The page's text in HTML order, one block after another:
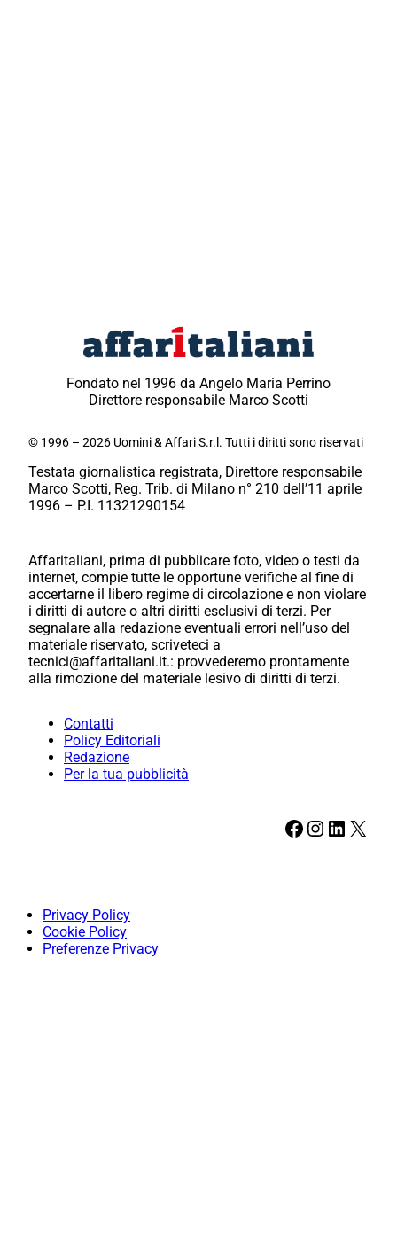
Fondato nel 1996 da Angelo Maria Perrino
Direttore responsabile Marco Scotti
© 1996 – 2026 Uomini & Affari S.r.l. Tutti i diritti sono riservati
Testata giornalistica registrata, Direttore responsabile
Marco Scotti, Reg. Trib. di Milano n° 210 dell’11 aprile
1996 – P.I. 11321290154
Affaritaliani, prima di pubblicare foto, video o testi da
internet, compie tutte le opportune verifiche al fine di
accertarne il libero regime di circolazione e non violare
i diritti di autore o altri diritti esclusivi di terzi. Per
segnalare alla redazione eventuali errori nell’uso del
materiale riservato, scriveteci a
tecnici@affaritaliani.it.: provvederemo prontamente
alla rimozione del materiale lesivo di diritti di terzi.
Contatti
Policy Editoriali
Redazione
Per la tua pubblicità
Facebook Instagram LinkedIn X
Privacy Policy
Cookie Policy
Preferenze Privacy